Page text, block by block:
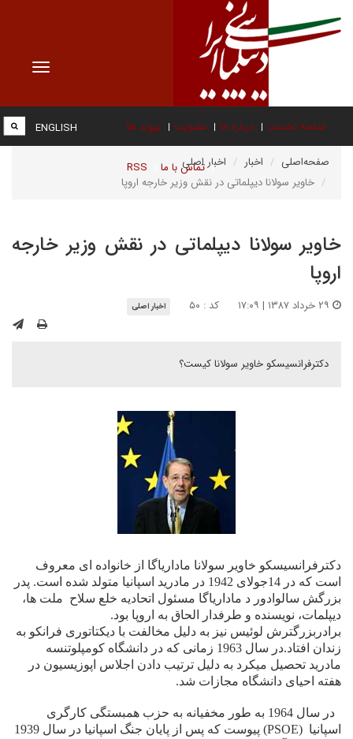
Toggle
صفحه نخست درباره ما عضویت پیوند ها
تماس با ما RSS
ENGLISH
صفحه‌اصلی اخبار
اخبار اصلی
خاویر سولانا دیپلماتی در نقش وزیر خارجه اروپا
خاویر سولانا دیپلماتی در نقش وزیر خارجه
اروپا
کد : ۵۰ اخبار اصلی
دکترفرانسیسکو خاویر سولانا کیست؟
دکترفرانسیسکو خاویر سولانا ماداریاگا از خانواده ای معروف
است که در 14جولای 1942 در مادرید اسپانیا متولد شده است. پدر
بزرگش سالوادور د ماداریاگا مسئول اتحادیه خلع سلاح ملت ها،
دیپلمات، نویسنده و طرفدار الحاق به اروپا بود.
برادربزرگترش لوئیس نیز به دلیل مخالفت با دیکتاتوری فرانکو به
زندان افتاد.
در سال 1963 زمانی که در دانشگاه کومپلوتنسه
مادرید تحصیل میکرد به دلیل ترتیب دادن اجلاس اپوزیسیون در
هفته احیای دانشگاه مجازات شد.
در سال 1964 به طور مخفیانه به حزب همبستگی کارگری
اسپانیا (PSOE)
پیوست که پس از پایان جنگ اسپانیا در سال 1939